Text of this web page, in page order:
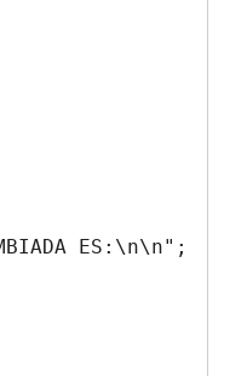
ES:\n\n";